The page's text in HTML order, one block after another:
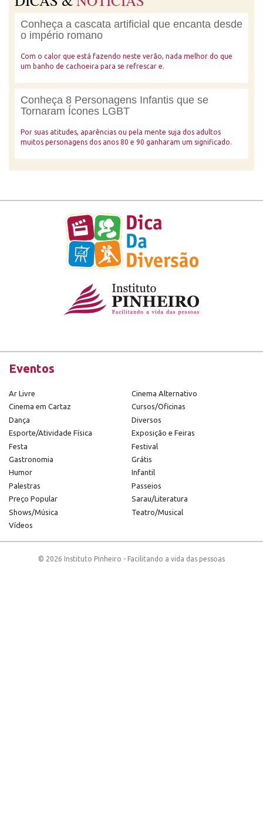
Conheça a cascata artificial que encanta desde
o império romano
Com o calor que está fazendo neste verão, nada melhor do que
um banho de cachoeira para se refrescar e.
Conheça 8 Personagens Infantis que se
Tornaram Ícones LGBT
Por suas atitudes, aparências ou pela mente suja dos adultos
muitos personagens dos anos 80 e 90 ganharam um significado.
Eventos
Ar Livre
Cinema Alternativo
Cinema em Cartaz
Cursos/Oficinas
Dança
Diversos
Esporte/Atividade Física
Exposição e Feiras
Festa
Festival
Gastronomia
Grátis
Humor
Infantil
Palestras
Passeios
Preço Popular
Sarau/Literatura
Shows/Música
Teatro/Musical
Vídeos
© 2026 Instituto Pinheiro - Facilitando a vida das pessoas